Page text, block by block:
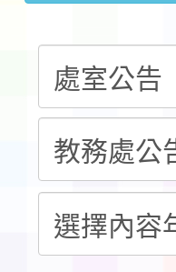
習海報
報
淨零綠